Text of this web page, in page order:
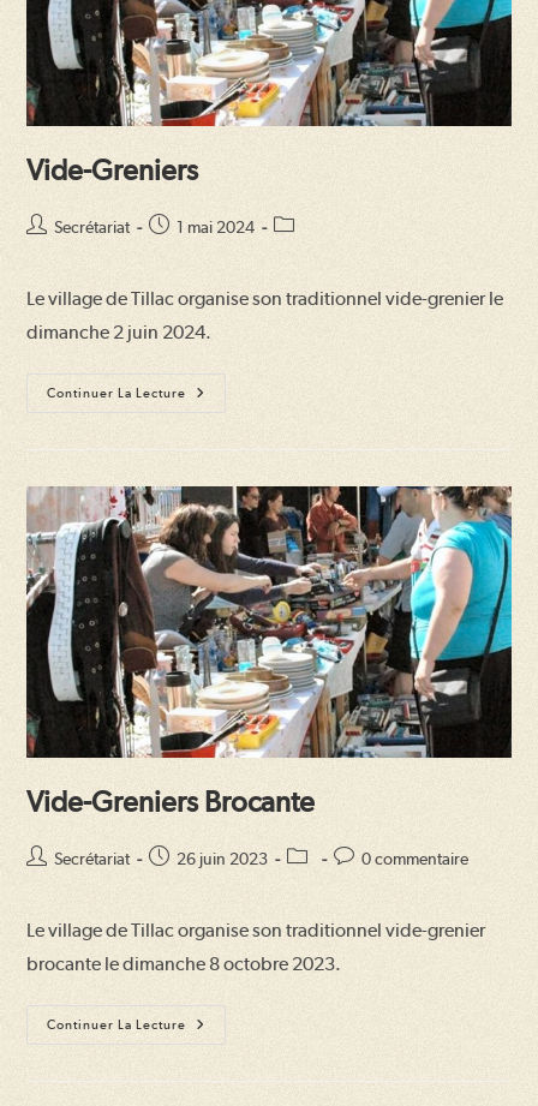
Vide-Greniers
Auteur/autrice
publication :
Secrétariat
Publication
1 mai 2024
Post
Le village de Tillac organise son traditionnel vide-grenier le
dimanche 2 juin 2024.
Continuer La Lecture
Vide-
Greniers
Vide-Greniers Brocante
Auteur/autrice
publication :
Secrétariat
Publication
26 juin 2023
Post
Commentaires
publication :
0 commentaire
Le village de Tillac organise son traditionnel vide-grenier
brocante le dimanche 8 octobre 2023.
Continuer La Lecture
Vide-
Greniers